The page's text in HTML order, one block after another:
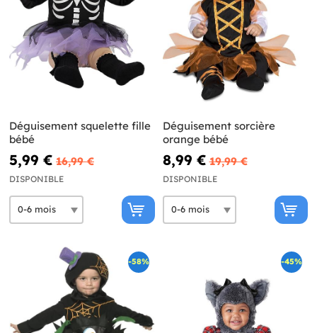
Déguisement squelette fille
bébé
5,99 € 16,99 €
DISPONIBLE
Déguisement sorcière
orange bébé
8,99 € 19,99 €
DISPONIBLE
-58% -45%